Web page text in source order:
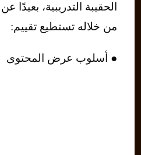
الحقيبة التدريبية، بعيدًا
من خلاله تستطيع تقييم:
● أسلوب عرض المحتوى